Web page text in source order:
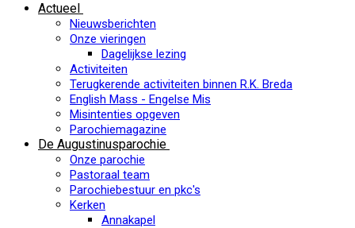
Actueel
Nieuwsberichten
Onze vieringen
Dagelijkse lezing
Activiteiten
Terugkerende activiteiten binnen R.K. Breda
English Mass - Engelse Mis
Misintenties opgeven
Parochiemagazine
De Augustinusparochie
Onze parochie
Pastoraal team
Parochiebestuur en pkc's
Kerken
Annakapel